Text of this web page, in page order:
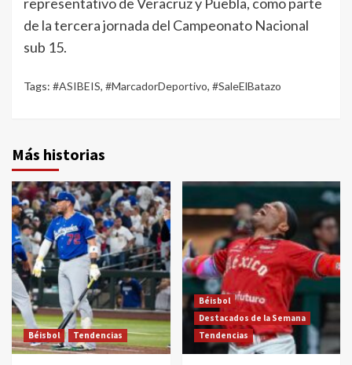
de la tercera jornada del Campeonato Nacional
sub 15.
Tags: #ASIBEIS, #MarcadorDeportivo, #SaleElBatazo
Más historias
Béisbol Tendencias
Béisbol
Destacados de la Semana
Tendencias